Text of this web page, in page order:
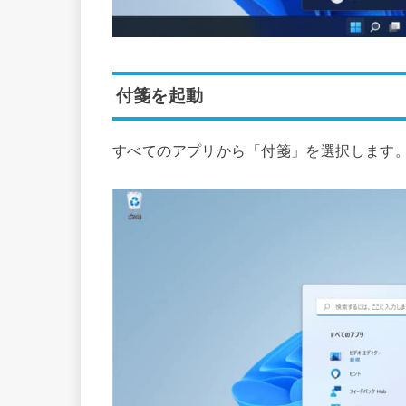
付箋を起動
すべてのアプリから「付箋」を選択します